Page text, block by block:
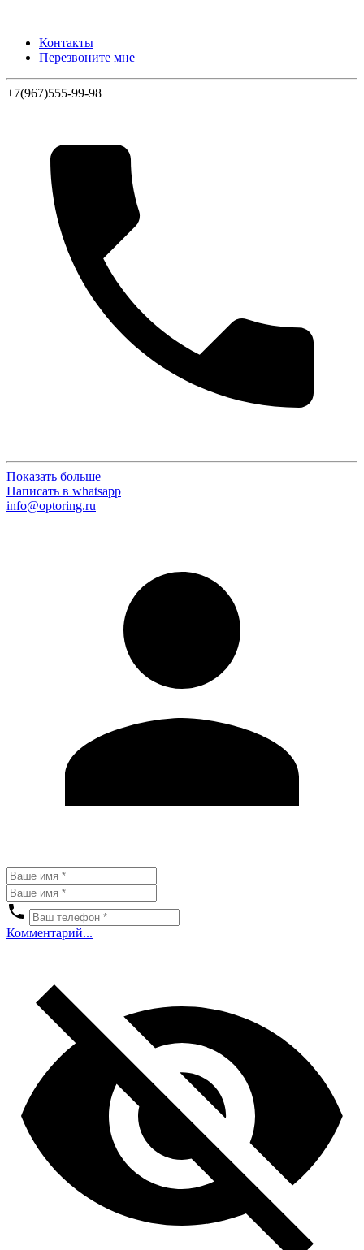
Контакты
Перезвоните мне
+7(967)555-99-98
Показать больше
Написать в whatsapp
info@optoring.ru
Комментарий...